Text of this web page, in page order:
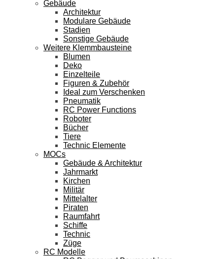
Gebäude
Architektur
Modulare Gebäude
Stadien
Sonstige Gebäude
Weitere Klemmbausteine
Blumen
Deko
Einzelteile
Figuren & Zubehör
Ideal zum Verschenken
Pneumatik
RC Power Functions
Roboter
Bücher
Tiere
Technic Elemente
MOCs
Gebäude & Architektur
Jahrmarkt
Kirchen
Militär
Mittelalter
Piraten
Raumfahrt
Schiffe
Technic
Züge
RC Modelle